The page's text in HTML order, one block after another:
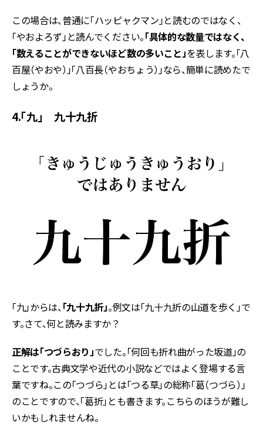
この場合は、普通に「ハッピャクマン」と読むのではなく、
「やおよろず」と読んでください。「具体的な数量ではなく、
「数えることができないほど数の多いこと」を表します。「八
百屋（やおや）」「八百長（やおちょう）」なら、簡単に読めたで
しょうか。
4.「九」 九十九折
「九」からは、「九十九折」。例文は「九十九折の山道を歩く」で
す。さて、何と読みますか？
正解は「つづらおり」でした。「何回も折れ曲がった坂道」の
ことです。古典文学や近代の小説などではよく登場する言
葉ですね。この「つづら」とは「つる草」の総称「葛（つづら）」
のことですので、「葛折」とも書きます。こちらのほうが難し
いかもしれませんね。